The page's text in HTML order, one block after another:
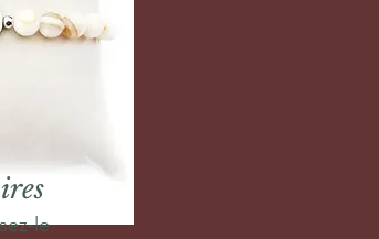
le